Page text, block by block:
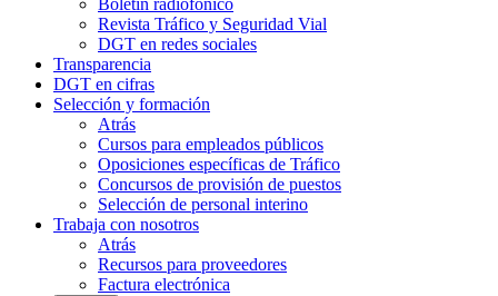
Boletín radiofónico
Revista Tráfico y Seguridad Vial
DGT en redes sociales
Transparencia
DGT en cifras
Selección y formación
Atrás
Cursos para empleados públicos
Oposiciones específicas de Tráfico
Concursos de provisión de puestos
Selección de personal interino
Trabaja con nosotros
Atrás
Recursos para proveedores
Factura electrónica